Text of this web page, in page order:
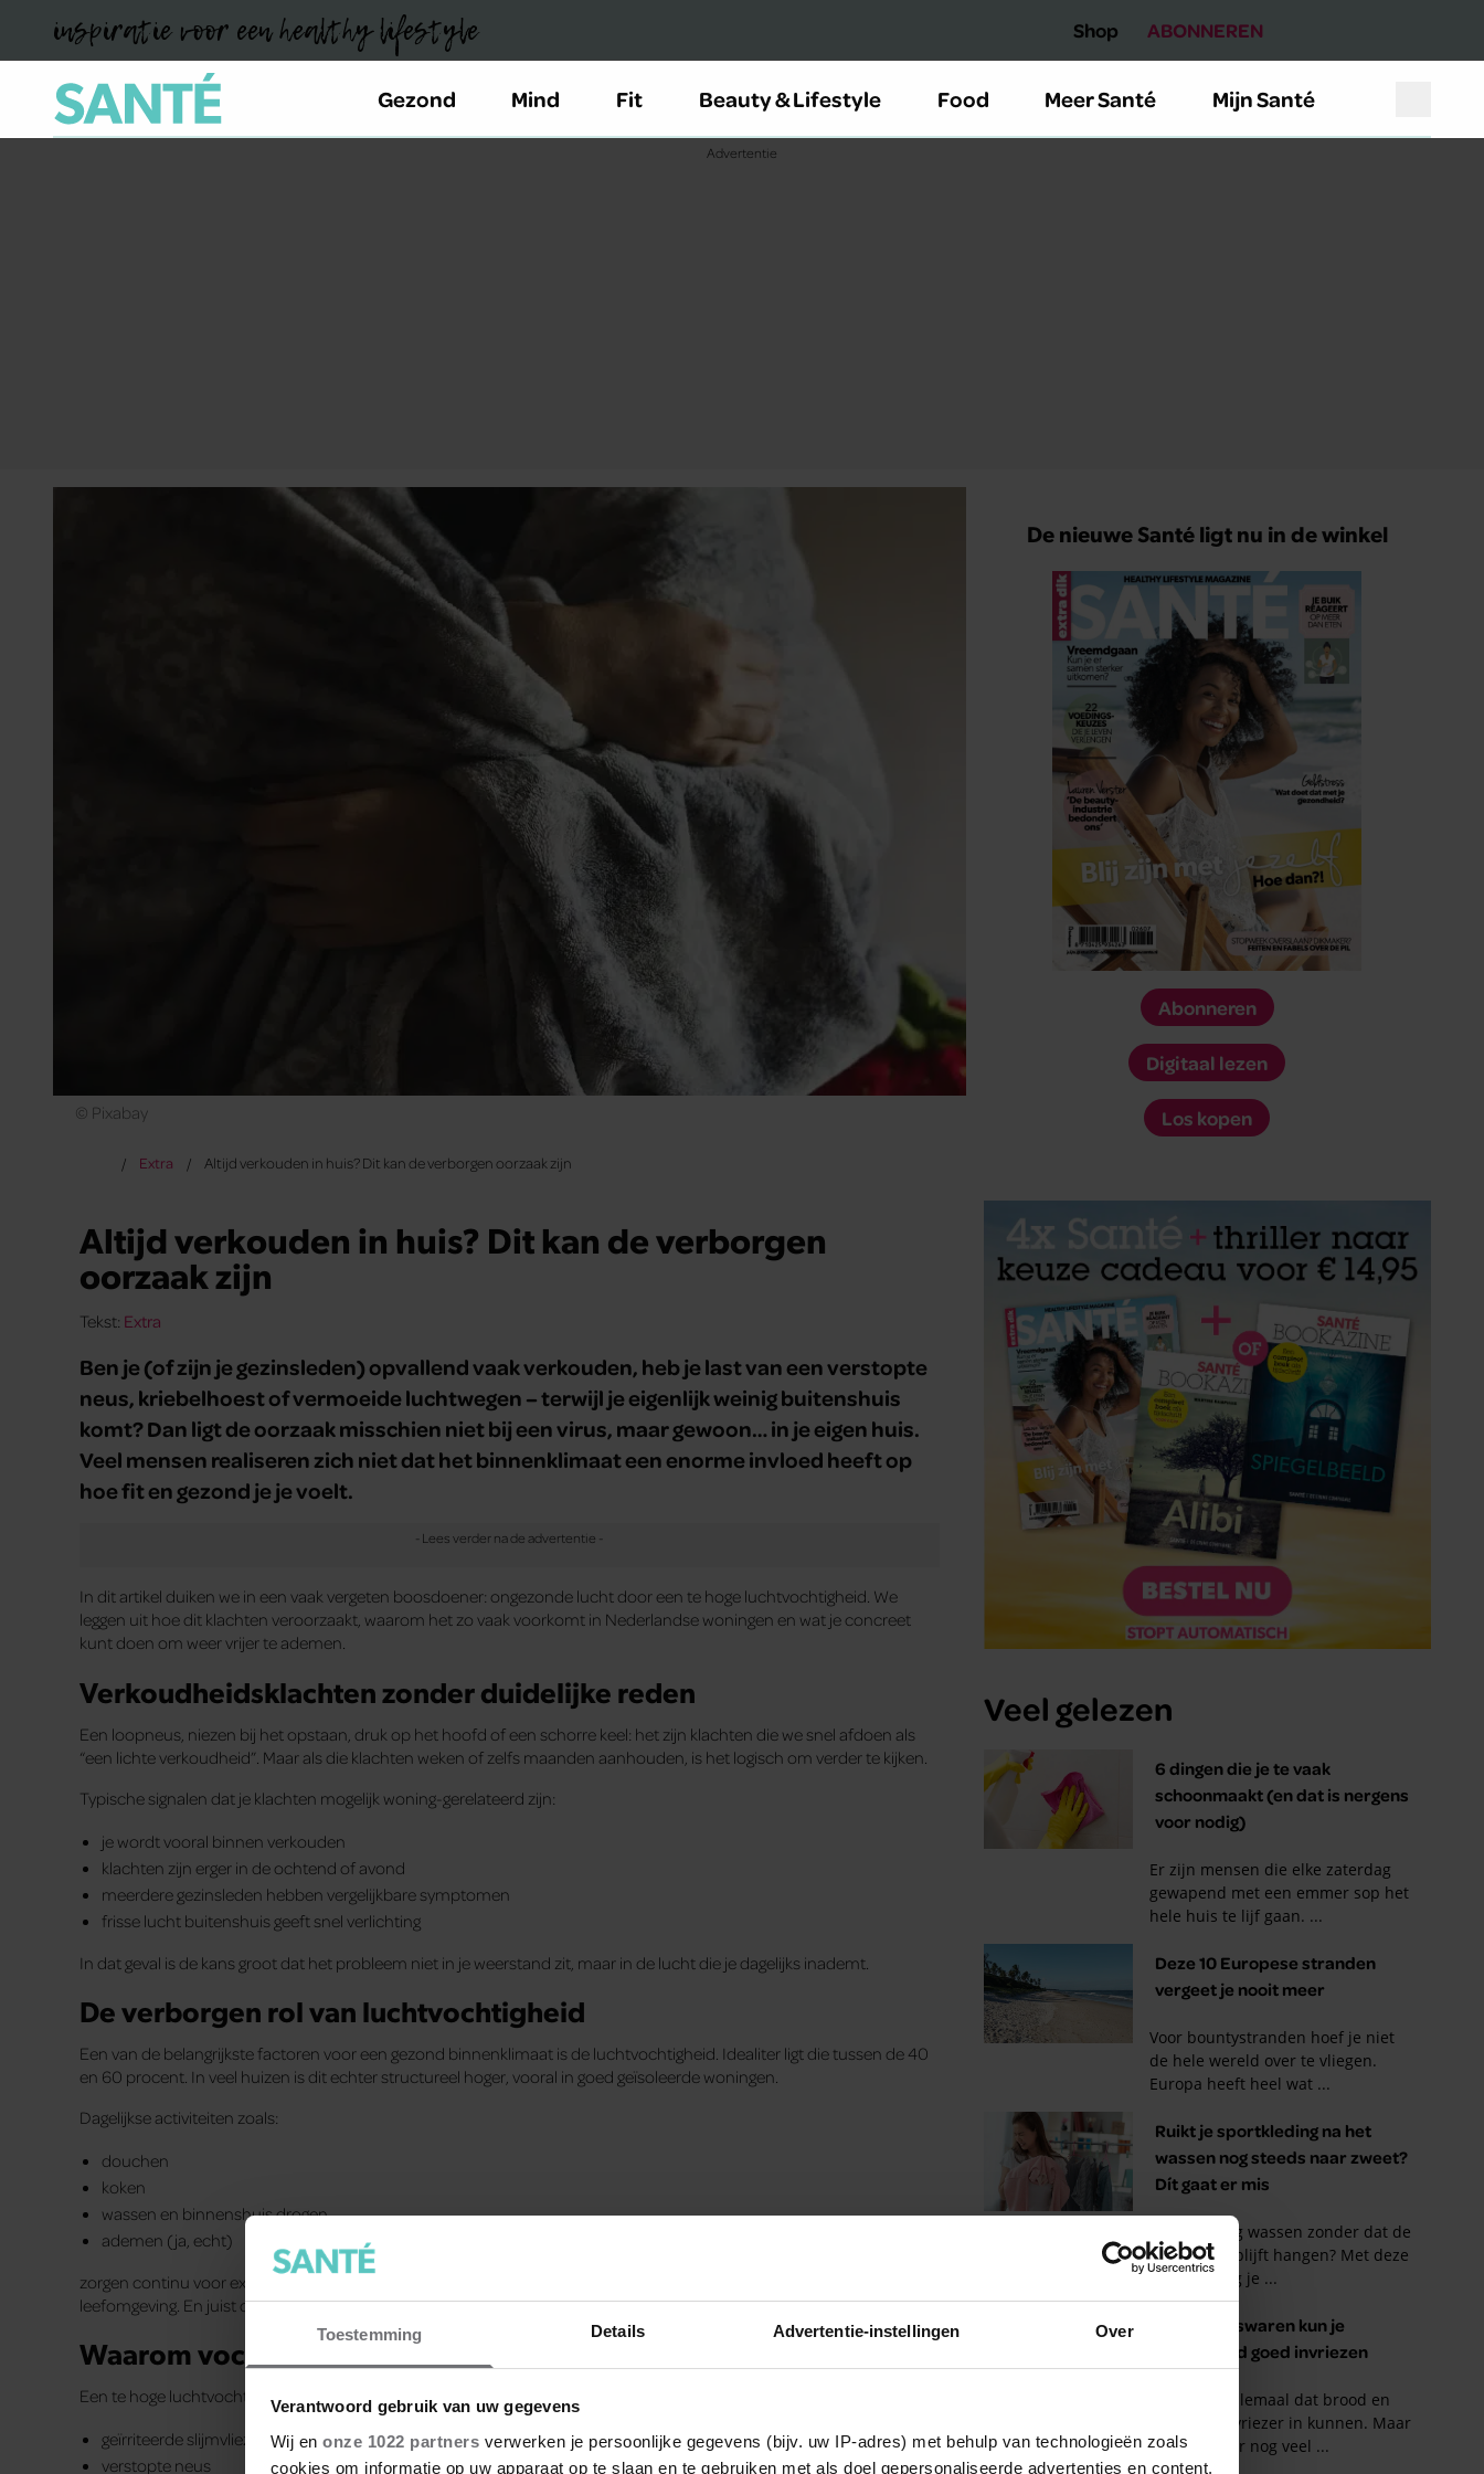
Toestemming Details Advertentie-instellingen Over
Verantwoord gebruik van uw gegevens
Wij en onze 1022 partners verwerken je persoonlijke gegevens (bijv. uw IP-adres) met behulp van technologieën zoals
cookies om informatie op uw apparaat op te slaan en te gebruiken met als doel gepersonaliseerde advertenties en content,
inspiratie voor een healthy lifestyle Shop ABONNEREN
Gezond Mind Fit Beauty & Lifestyle Food Meer Santé Mijn Santé
© Pixabay
Extra Altijd verkouden in huis? Dit kan de verborgen oorzaak zijn
Altijd verkouden in huis? Dit kan de verborgen
oorzaak zijn
Tekst: Extra
Ben je (of zijn je gezinsleden) opvallend vaak verkouden, heb je last van een verstopte
neus, kriebelhoest of vermoeide luchtwegen – terwijl je eigenlijk weinig buitenshuis
komt? Dan ligt de oorzaak misschien niet bij een virus, maar gewoon… in je eigen huis.
Veel mensen realiseren zich niet dat het binnenklimaat een enorme invloed heeft op
hoe fit en gezond je je voelt.
In dit artikel duiken we in een vaak vergeten boosdoener: ongezonde lucht door een te hoge luchtvochtigheid. We
leggen uit hoe dit klachten veroorzaakt, waarom het zo vaak voorkomt in Nederlandse woningen en wat je concreet
kunt doen om weer vrijer te ademen.
Verkoudheidsklachten zonder duidelijke reden
Een loopneus, niezen bij het opstaan, druk op het hoofd of een schorre keel: het zijn klachten die we snel afdoen als
“een lichte verkoudheid”. Maar als die klachten weken of zelfs maanden aanhouden, is het logisch om verder te kijken.
Typische signalen dat je klachten mogelijk woning-gerelateerd zijn:
je wordt vooral binnen verkouden
klachten zijn erger in de ochtend of avond
meerdere gezinsleden hebben vergelijkbare symptomen
frisse lucht buitenshuis geeft snel verlichting
In dat geval is de kans groot dat het probleem niet in je weerstand zit, maar in de lucht die je dagelijks inademt.
De verborgen rol van luchtvochtigheid
Een van de belangrijkste factoren voor een gezond binnenklimaat is de luchtvochtigheid. Idealiter ligt die tussen de 40
en 60 procent. In veel huizen is dit echter structureel hoger, vooral in goed geïsoleerde woningen.
Dagelijkse activiteiten zoals:
douchen
koken
wassen en binnenshuis drogen
ademen (ja, echt)
zorgen continu voor extra vocht in de lucht. Als dat vocht niet voldoende wordt afgevoerd, ontstaat er een vochtige
leefomgeving. En juist daarin voelen schimmels, bacteriën en huisstofmijt zich perfect thuis.
Waarom vochtige lucht je “verkouden” laat voelen
Een te hoge luchtvochtigheid kan klachten veroorzaken die sterk lijken op een verkoudheid:
geïrriteerde slijmvliezen
verstopte neus
De nieuwe Santé ligt nu in de winkel
Abonneren
Digitaal lezen
Los kopen